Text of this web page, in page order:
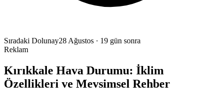
Sıradaki Dolunay28 Ağustos · 19 gün sonra
Reklam
Kırıkkale Hava Durumu: İklim
Özellikleri ve Mevsimsel Rehber